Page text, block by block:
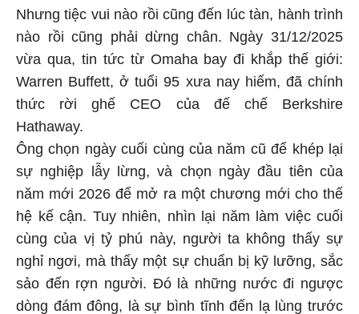
Nhưng tiệc vui nào rồi cũng đến lúc tàn, hành trình
nào rồi cũng phải dừng chân. Ngày 31/12/2025
vừa qua, tin tức từ Omaha bay đi khắp thế giới:
Warren Buffett, ở tuổi 95 xưa nay hiếm, đã chính
thức rời ghế CEO của đế chế Berkshire
Hathaway.
Ông chọn ngày cuối cùng của năm cũ để khép lại
sự nghiệp lẫy lừng, và chọn ngày đầu tiên của
năm mới 2026 để mở ra một chương mới cho thế
hệ kế cận. Tuy nhiên, nhìn lại năm làm việc cuối
cùng của vị tỷ phú này, người ta không thấy sự
nghỉ ngơi, mà thấy một sự chuẩn bị kỹ lưỡng, sắc
sảo đến rợn người. Đó là những nước đi ngược
dòng đám đông, là sự bình tĩnh đến lạ lùng trước